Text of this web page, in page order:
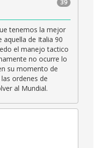
39
tenemos la mejor
aquella de Italia 90
el manejo tactico
no ocurre lo
su momento de
ordenes de
al Mundial.